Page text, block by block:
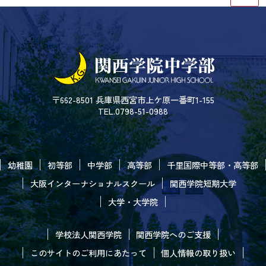
〒662-8501 兵庫県西宮市上ケ原一番町1-155
TEL.0798-51-0988
幼稚園 初等部 中学部 高等部
千里国際中等部・高等部
大阪インターナショナルスクール
関西学院短期大学
大学・大学院
学校法人関西学院
関西学院へのご支援
このサイトのご利用にあたって
個人情報の取り扱い